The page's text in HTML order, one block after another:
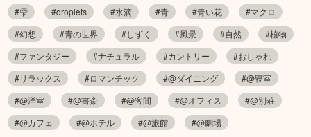
#雫 #droplets #水滴 #青 #青い花
#マクロ
#幻想
#青の世界 #しずく #風景 #自然
#植物
#ファンタジー
#ナチュラル #カントリー
#おしゃれ
#リラックス
#ロマンチック #@ダイニング
#@寝室
#@洋室
#@書斎 #@客間 #@オフィス
#@別荘
#@カフェ
#@ホテル #@旅館
#@劇場